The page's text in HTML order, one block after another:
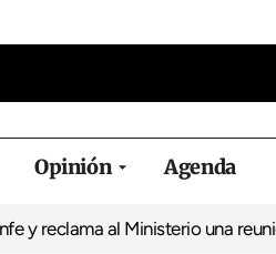
Opinión Agenda
al Ministerio una reunión